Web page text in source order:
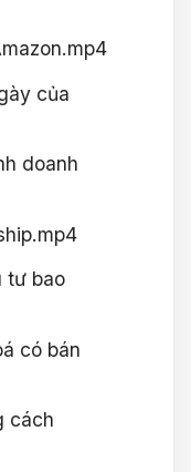
của
doanh
tư bao
có bán
cách